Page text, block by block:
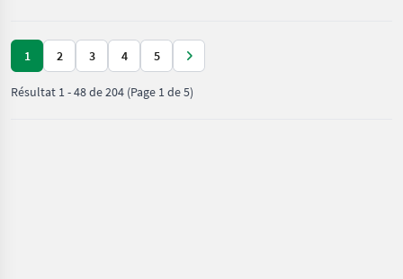
1 2 3 4 5
Résultat 1-48de204 (Page 1 de 5)